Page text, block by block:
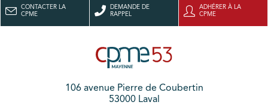
CONTACTER LA
CPME
DEMANDE DE
RAPPEL
ADHÉRER À LA
CPME
106 avenue Pierre de Coubertin
53000 Laval